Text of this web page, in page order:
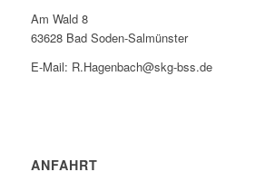
Am Wald 8
63628 Bad Soden-Salmünster
E-Mail: R.Hagenbach@skg-bss.de
ANFAHRT